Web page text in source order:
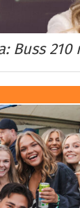
Buss 210